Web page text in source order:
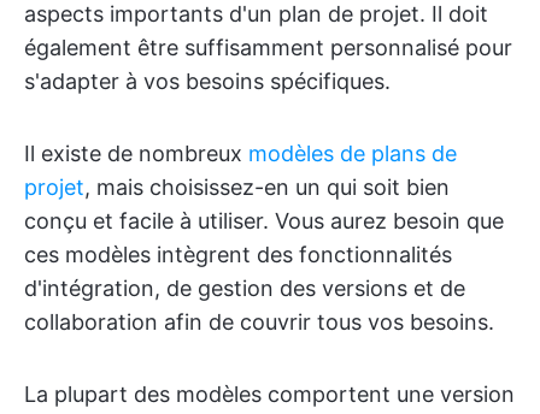
aspects importants d'un plan de projet. Il doit
également être suffisamment personnalisé pour
s'adapter à vos besoins spécifiques.
Il existe de nombreux modèles de plans de
projet, mais choisissez-en un qui soit bien
conçu et facile à utiliser. Vous aurez besoin que
ces modèles intègrent des fonctionnalités
d'intégration, de gestion des versions et de
collaboration afin de couvrir tous vos besoins.
La plupart des modèles comportent une version